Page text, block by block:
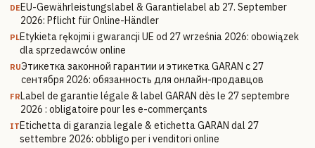
DEEU-Gewährleistungslabel & Garantielabel ab 27. September
2026: Pflicht für Online-Händler
PLEtykieta rękojmi i gwarancji UE od 27 września 2026: obowiązek
dla sprzedawców online
RUЭтикетка законной гарантии и этикетка GARAN с 27
сентября 2026: обязанность для онлайн-продавцов
FRLabel de garantie légale & label GARAN dès le 27 septembre
2026 : obligatoire pour les e-commerçants
ITEtichetta di garanzia legale & etichetta GARAN dal 27
settembre 2026: obbligo per i venditori online